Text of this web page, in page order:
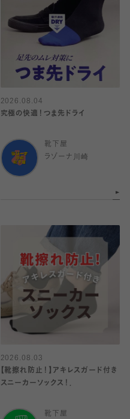
2026.08.04
究極の快適！つま先ドライ
靴下屋
ラゾーナ川崎
2026.08.03
【靴擦れ防止！】アキレスガード付き
スニーカーソックス！．
靴下屋